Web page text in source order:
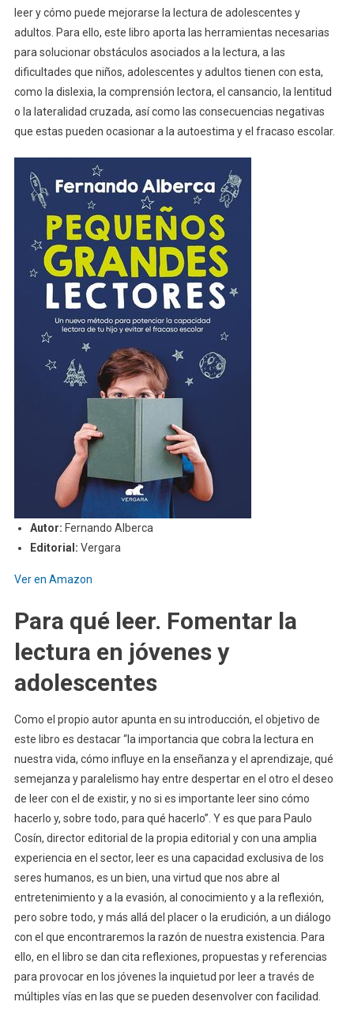
leer y cómo puede mejorarse la lectura de adolescentes y
adultos. Para ello, este libro aporta las herramientas necesarias
para solucionar obstáculos asociados a la lectura, a las
dificultades que niños, adolescentes y adultos tienen con esta,
como la dislexia, la comprensión lectora, el cansancio, la lentitud
o la lateralidad cruzada, así como las consecuencias negativas
que estas pueden ocasionar a la autoestima y el fracaso escolar.
Autor: Fernando Alberca
Editorial: Vergara
Ver en Amazon
Para qué leer. Fomentar la
lectura en jóvenes y
adolescentes
Como el propio autor apunta en su introducción, el objetivo de
este libro es destacar “la importancia que cobra la lectura en
nuestra vida, cómo influye en la enseñanza y el aprendizaje, qué
semejanza y paralelismo hay entre despertar en el otro el deseo
de leer con el de existir, y no si es importante leer sino cómo
hacerlo y, sobre todo, para qué hacerlo”. Y es que para Paulo
Cosín, director editorial de la propia editorial y con una amplia
experiencia en el sector, leer es una capacidad exclusiva de los
seres humanos, es un bien, una virtud que nos abre al
entretenimiento y a la evasión, al conocimiento y a la reflexión,
pero sobre todo, y más allá del placer o la erudición, a un diálogo
con el que encontraremos la razón de nuestra existencia. Para
ello, en el libro se dan cita reflexiones, propuestas y referencias
para provocar en los jóvenes la inquietud por leer a través de
múltiples vías en las que se pueden desenvolver con facilidad.